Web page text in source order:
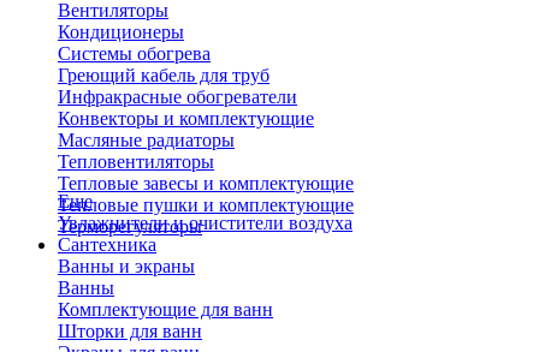
Вентиляторы
Кондиционеры
Системы обогрева
Греющий кабель для труб
Инфракрасные обогреватели
Конвекторы и комплектующие
Масляные радиаторы
Тепловентиляторы
Тепловые завесы и комплектующие
Тепловые пушки и комплектующие
Терморегуляторы
Еще
Увлажнители и очистители воздуха
Сантехника
Ванны и экраны
Ванны
Комплектующие для ванн
Шторки для ванн